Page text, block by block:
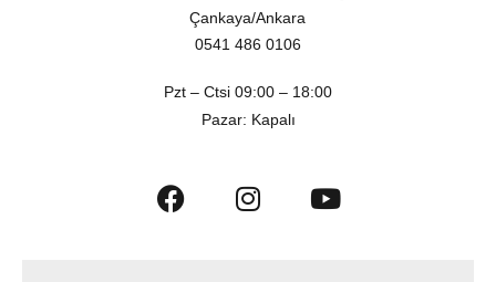
Çankaya/Ankara
0541 486 0106
Pzt – Ctsi 09:00 – 18:00
Pazar: Kapalı